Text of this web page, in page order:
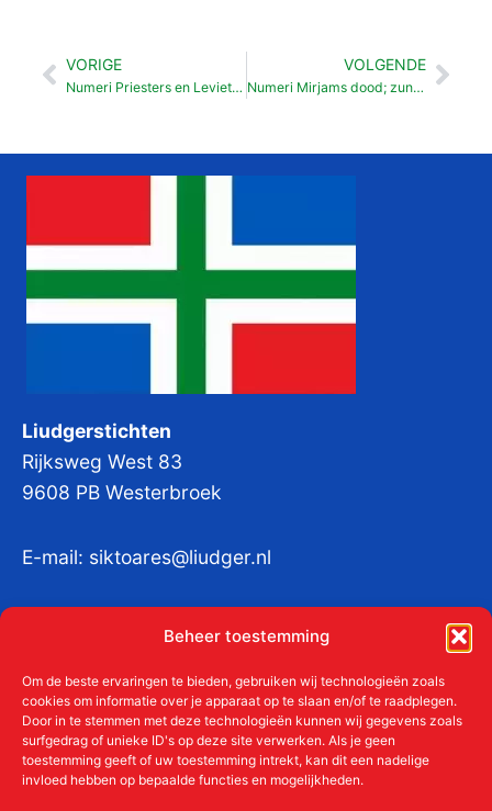
Beheer toestemming
Om de beste ervaringen te bieden, gebruiken wij technologieën zoals
cookies om informatie over je apparaat op te slaan en/of te raadplegen.
Door in te stemmen met deze technologieën kunnen wij gegevens zoals
surfgedrag of unieke ID's op deze site verwerken. Als je geen
toestemming geeft of uw toestemming intrekt, kan dit een nadelige
invloed hebben op bepaalde functies en mogelijkheden.
Vorige
VORIGE
Numeri Priesters en Levieten (18:1-32 )
VOLGENDE
Numeri Mirjams dood; zunde van Mozes en Aäron (20:1-13 )
Liudgerstichten
Rijksweg West 83
9608 PB Westerbroek
E-mail: siktoares@liudger.nl
KvKnr:41011712
Meer over de Liudgerstichten